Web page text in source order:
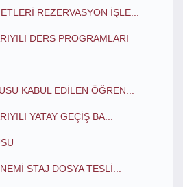
REZERVASYON İŞLE...
DERS PROGRAMLARI
KABUL EDİLEN ÖĞREN...
YATAY GEÇİŞ BA...
STAJ DOSYA TESLİ...